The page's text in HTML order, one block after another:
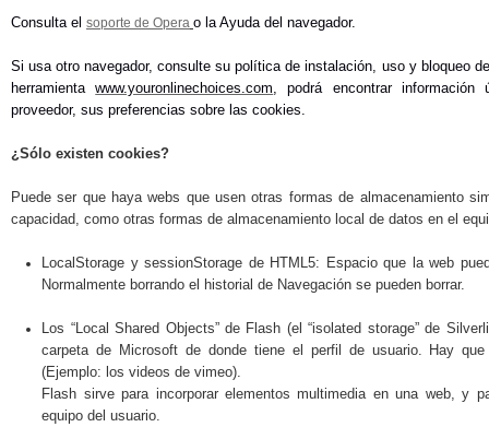
Consulta el soporte de Opera o la Ayuda del navegador.
Si usa otro navegador, consulte su política de instalación, uso y bloqueo
herramientawww.youronlinechoices.com , podrá encontrar
proveedor, sus preferencias sobre las cookies.
¿Sólo existen cookies?
Puede ser que haya webs que usen otras formas de almacenamiento
capacidad, como otras formas de almacenamiento local de datos en el
LocalStorage y sessionStorage de HTML5: Espacio que la web
Normalmente borrando el historial de Navegación se pueden borrar.
Los “Local Shared Objects” de Flash (el “isolated storage” de
carpeta de Microsoft de donde tiene el perfil de usuario. Hay
(Ejemplo: los videos de vimeo).
Flash sirve para incorporar elementos multimedia en una web, y
equipo del usuario.